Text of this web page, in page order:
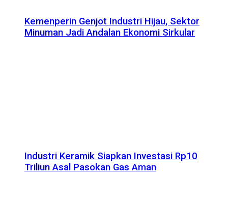
Kemenperin Genjot Industri Hijau, Sektor
Minuman Jadi Andalan Ekonomi Sirkular
Industri Keramik Siapkan Investasi Rp10
Triliun Asal Pasokan Gas Aman